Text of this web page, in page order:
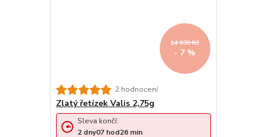
14 030 Kč
- 7 %
2 hodnocení
Zlatý řetízek Valis 2,75g
Sleva končí:
2 dny07 hod26 min